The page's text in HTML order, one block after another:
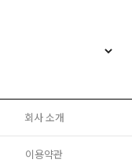
회사 소개
이용약관